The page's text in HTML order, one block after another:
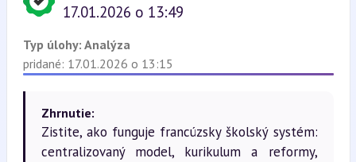
17.01.2026 o 13:49
Typ úlohy: Analýza
pridané: 17.01.2026 o 13:15
Zhrnutie:
Zistite, ako funguje francúzsky školský systém:
centralizovaný model, kurikulum a reformy,